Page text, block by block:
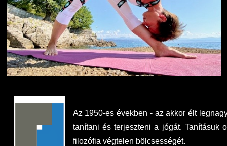
Az 1950-es években - az akkor élt
tanítani és terjeszteni a jógát. Tanításuk
filozófia végtelen bölcsességét.